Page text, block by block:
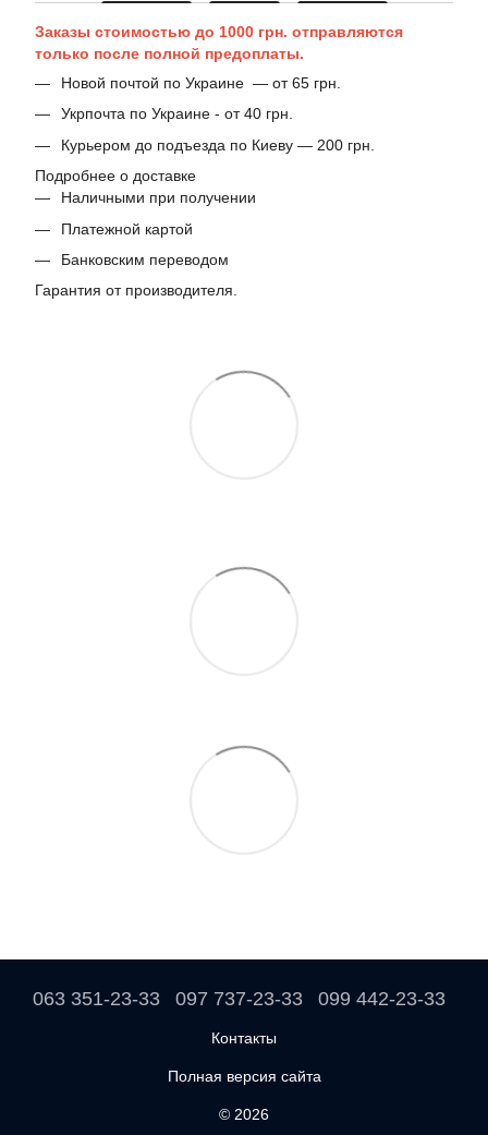
Заказы стоимостью до 1000 грн. отправляются
только после полной предоплаты.
Новой почтой по Украине — от 65 грн.
Укрпочта по Украине - от 40 грн.
Курьером до подъезда по Киеву — 200 грн.
Подробнее о доставке
Наличными при получении
Платежной картой
Банковским переводом
Гарантия от производителя.
063 351-23-33 097 737-23-33 099 442-23-33
Контакты
Полная версия сайта
© 2026